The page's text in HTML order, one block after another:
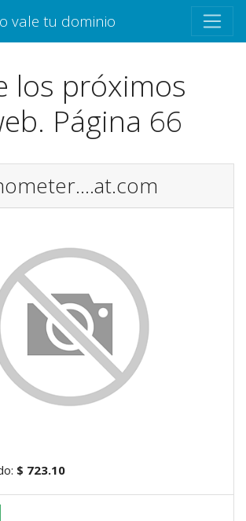
vale tu dominio
los próximos
Página 66
$ 723.10